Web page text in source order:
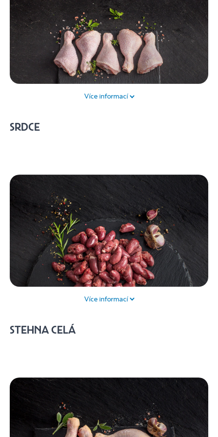
Více informací
Pod tímto označením je najdete v celé řadě receptů.
zdrojem bílkovin.
SRDCE
Více informací
hodně bílkovin. Hodí se na všechny druhy úprav od
STEHNA CELÁ